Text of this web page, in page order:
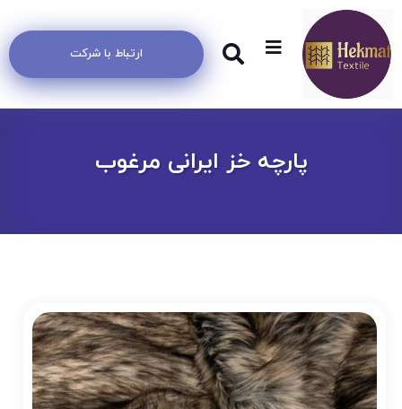
ارتباط با شرکت
پارچه خز ایرانی مرغوب